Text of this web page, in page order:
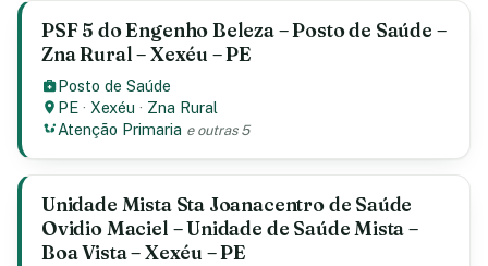
PSF 5 do Engenho Beleza – Posto de Saúde –
Zna Rural – Xexéu – PE
Posto de Saúde
PE · Xexéu · Zna Rural
Atenção Primaria e outras 5
Unidade Mista Sta Joanacentro de Saúde
Ovidio Maciel – Unidade de Saúde Mista –
Boa Vista – Xexéu – PE